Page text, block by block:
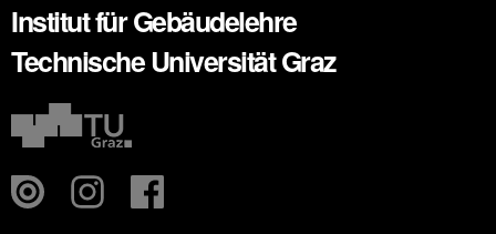
Institut für Gebäudelehre
Technische Universität Graz